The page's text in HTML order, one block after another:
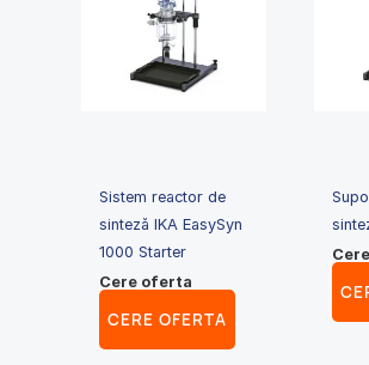
Sistem reactor de
sinteză IKA EasySyn
1000 Starter
Cere oferta
CERE OFERTA